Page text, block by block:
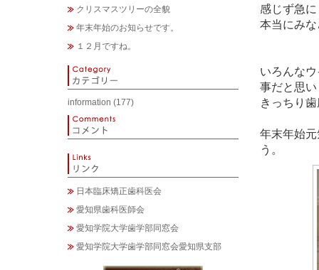
クリスマスツリーの全貌
年末年始のお知らせです。
１２月ですね。
information (177)
日本臨床矯正歯科医会
愛知県歯科医師会
愛知学院大学歯学部同窓会
愛知学院大学歯学部同窓会愛知県支部
感じず急
本当にみ
いろんな
事だと思
きっちり
年末年始
う。